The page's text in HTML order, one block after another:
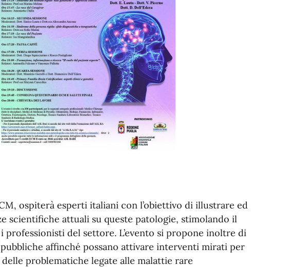
ospiterà esperti italiani con l’obiettivo di illustrare ed
scientifiche attuali su queste patologie, stimolando il
del settore. L’evento si propone inoltre di
affinché possano attivare interventi mirati per
problematiche legate alle malattie rare